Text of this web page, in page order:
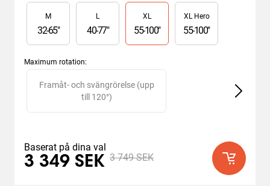
Slide 1 of 4
M
32-65"
L
40-77"
XL
55-100"
XL Hero
55-100"
Maximum rotation:
Slide 1 of 2
Framåt- och svängrörelse (upp
till 120°)
Baserat på dina val
3 349 SEK 3 749 SEK